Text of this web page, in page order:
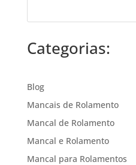
Categorias:
Blog
Mancais de Rolamento
Mancal de Rolamento
Mancal e Rolamento
Mancal para Rolamentos